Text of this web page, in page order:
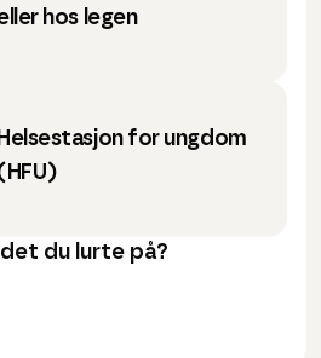
hos legen
Helsestasjon for ungdom
det du lurte på?